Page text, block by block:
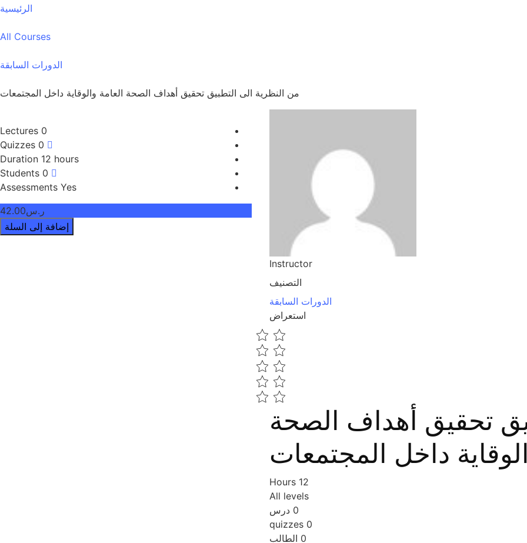
الرئيسية
All Courses
الدورات السابقة
من النظرية الى التطبيق تحقيق أهداف الصحة العامة والوقاية داخل المجتمعات
Instructor
التصنيف
الدورات السابقة
استعراض
تحقيق أهداف الصحة
داخل المجتمعات
12 Hours
All levels
0 درس
0 quizzes
0 الطالب
Lectures 0
Quizzes 0
Duration 12 hours
Students 0
Assessments Yes
ر.س42.00
إضافة إلى السلة